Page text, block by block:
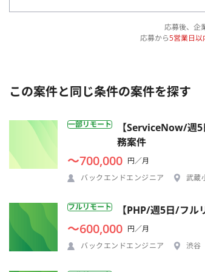
応募後、企
応募から5営業日以
この案件と同じ条件の案件を探す
一部リモート
【ServiceNow/週
務案件
〜700,000 円／月
バックエンドエンジニア
武蔵
フルリモート 【PHP/週5日/フ
〜600,000 円／月
バックエンドエンジニア
渋谷